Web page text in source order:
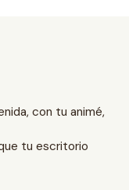
con tu animé,
tu escritorio